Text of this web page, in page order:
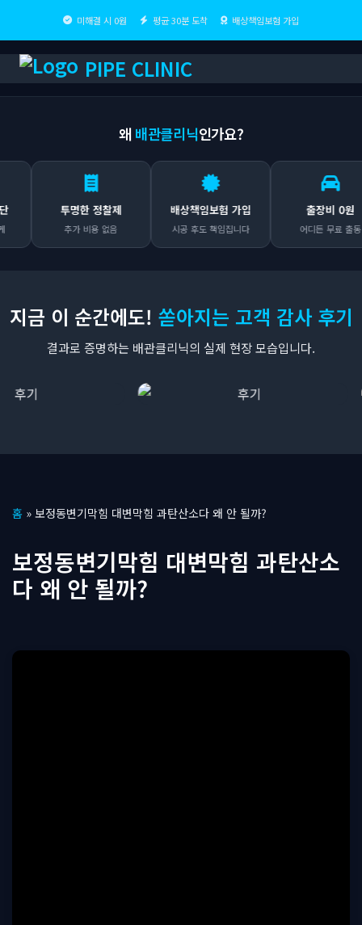
미해결 시 0원 평균 30분 도착 배상책임보험 가입
PIPE CLINIC
왜 배관클리닉인가요?
투명한 정찰제
추가 비용 없음
배상책임보험 가입
시공 후도 책임집니다
출장비 0원
어디든 무료 출동
지금 이 순간에도! 쏟아지는 고객 감사 후기
결과로 증명하는 배관클리닉의 실제 현장 모습입니다.
텐
로
건
기
홈 » 보정동변기막힘 대변막힘 과탄산소다 왜 안 될까?
보정동변기막힘 대변막힘 과탄산소
다 왜 안 될까?